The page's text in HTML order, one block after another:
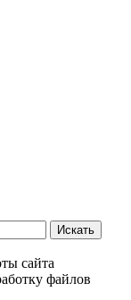
сайта
файлов